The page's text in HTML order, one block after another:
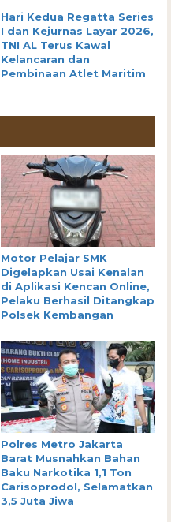
Hari Kedua Regatta Series
I dan Kejurnas Layar 2026,
TNI AL Terus Kawal
Kelancaran dan
Pembinaan Atlet Maritim
Motor Pelajar SMK
Digelapkan Usai Kenalan
di Aplikasi Kencan Online,
Pelaku Berhasil Ditangkap
Polsek Kembangan
Polres Metro Jakarta
Barat Musnahkan Bahan
Baku Narkotika 1,1 Ton
Carisoprodol, Selamatkan
3,5 Juta Jiwa